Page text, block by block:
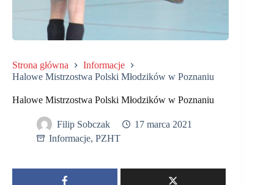
Strona główna
Informacje
Halowe Mistrzostwa Polski Młodzików w Poznaniu
Halowe Mistrzostwa Polski Młodzików w Poznaniu
Filip Sobczak
17 marca 2021
Informacje, PZHT